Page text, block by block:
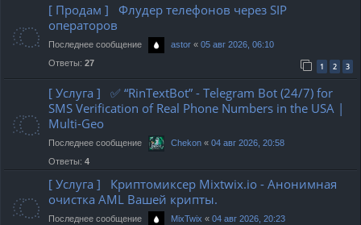
[ Продам ] Флудер телефонов через SIP
операторов
Последнее сообщение astor « 05 авг 2026, 06:10
Ответы: 27 1 2 3
[ Услуга ] ✅ “RinTextBot” - Telegram Bot (24/7) for
SMS Verification of Real Phone Numbers in the USA |
Multi-Geo
Последнее сообщение Chekon « 04 авг 2026, 20:58
Ответы: 4
[ Услуга ] Криптомиксер Mixtwix.io - Анонимная
очистка AML Вашей крипты.
Последнее сообщение MixTwix « 04 авг 2026, 20:23